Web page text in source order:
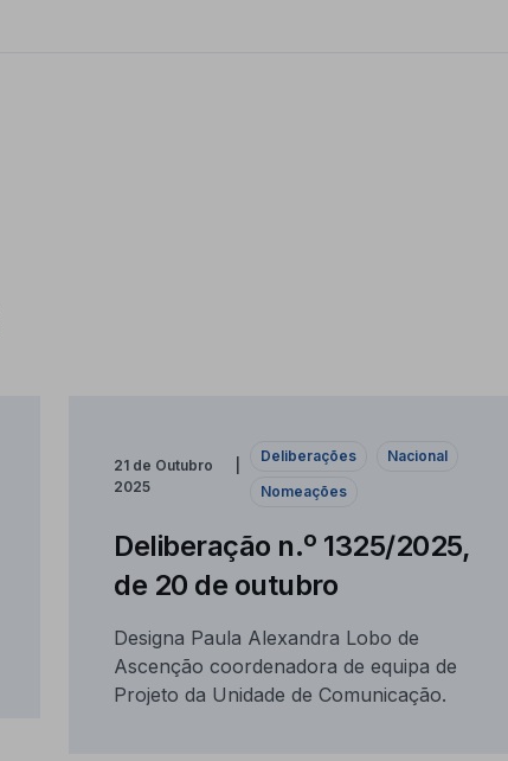
21 de Outubro
2025
Deliberações
Nacional
Nomeações
Deliberação n.º 1325/2025,
de 20 de outubro
Designa Paula Alexandra Lobo de
Ascenção coordenadora de equipa de
Projeto da Unidade de Comunicação.